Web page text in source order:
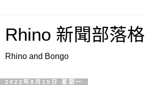
Rhino 新聞部落格
Rhino and Bongo
2022年8月15日 星期一